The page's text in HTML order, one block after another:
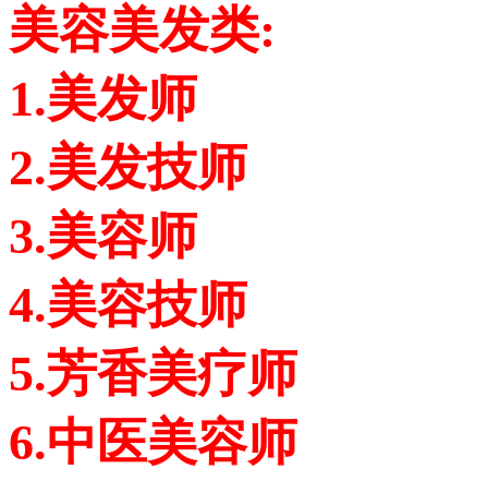
美容美发类:
1.美发师
2.美发技师
3.美容师
4.美容技师
5.芳香美疗师
6.中医美容师